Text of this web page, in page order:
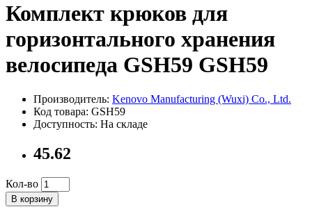
Комплект крюков для
горизонтального хранения
велосипеда GSH59 GSH59
Производитель: Kenovo Manufacturing (Wuxi) Co., Ltd.
Код товара: GSH59
Доступность: На складе
45.62
Кол-во
В корзину